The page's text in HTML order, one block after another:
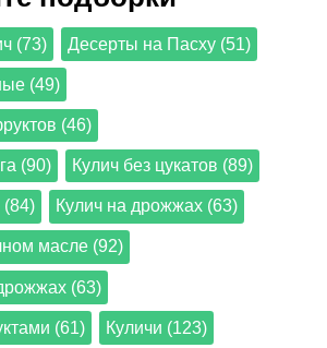
(73) Десерты на Пасху (51)
(49)
(46)
(90) Кулич без цукатов (89)
(84) Кулич на дрожжах (63)
масле (92)
(63)
(61) Куличи (123)